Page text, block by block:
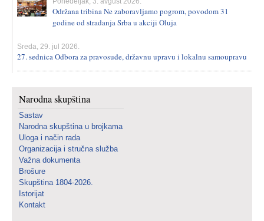
Održana tribina Ne zaboravljamo pogrom, povodom 31
godine od stradanja Srba u akciji Oluja
Sreda, 29. jul 2026.
27. sednica Odbora za pravosuđe, državnu upravu i lokalnu samoupravu
Narodna skupština
Sastav
Narodna skupština u brojkama
Uloga i način rada
Organizacija i stručna služba
Važna dokumenta
Brošure
Skupština 1804-2026.
Istorijat
Kontakt